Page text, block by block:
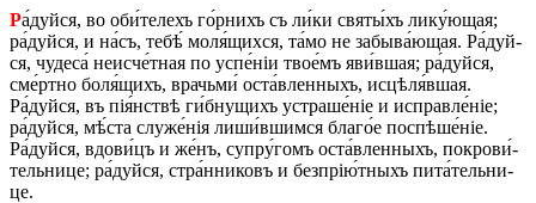
Ра́дуй­ся, во оби́­те­лехъ го́р­нихъ съ ли́ки святы́хъ ли­ку́­ю­щая;
ра́дуй­ся, и на́съ, тебѣ́ моля́щихся, та́мо не за­бы­ва́­ю­щая. Ра́дуй­
ся, чу­де­са́ не­ис­че́т­ная по успе́ніи тво­е́мъ яви́в­шая; ра́дуй­ся,
сме́рт­но боля́щихъ, врачь­ми́ оста́в­лен­ныхъ, исцѣля́вшая.
Ра́дуй­ся, въ пія́н­ствѣ ги́б­ну­щихъ устра­ше́ніе и ис­прав­ле́ніе;
ра́дуй­ся, мѣ́­ста служе́нія ли­ши́в­шим­ся бла­го́е по­спѣ­ше́ніе.
Ра́дуй­ся, вдо­ви́цъ и же́нъ, су­пру́­гомъ оста́в­лен­ныхъ, по­кро­ви́­
тель­ни­це; ра́дуй­ся, стра́н­ни­ковъ и без­прію́т­ныхъ пи­та́­тель­ни­
це.